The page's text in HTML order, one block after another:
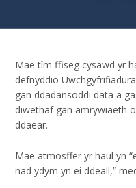
Mae tîm ffiseg cysawd yr
defnyddio
gan ddadansoddi data a
diwethaf gan amrywiaeth
ddaear.
Mae atmosffer yr haul yn
nad ydym yn ei ddeall,”